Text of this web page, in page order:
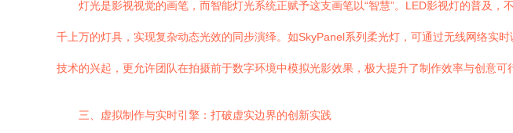
灯光是影视视觉的画笔，而智能灯光系统正赋予这支画笔以“智慧”。LED影视灯的普及
千上万的灯具，实现复杂动态光效的同步演绎。如SkyPanel系列柔光灯，可通过无线网络实
技术的兴起，更允许团队在拍摄前于数字环境中模拟光影效果，极大提升了制作效率与创意可
三、虚拟制作与实时引擎：打破虚实边界的创新实践